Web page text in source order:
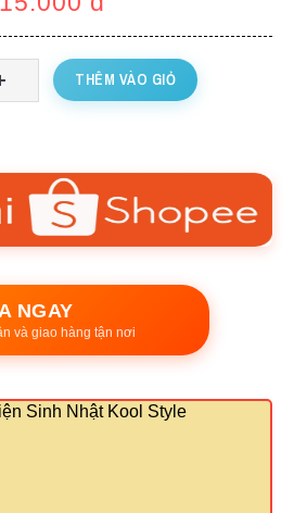
THÊM VÀO GIỎ
NGAY
và giao hàng tận nơi
Sinh Nhật Kool Style